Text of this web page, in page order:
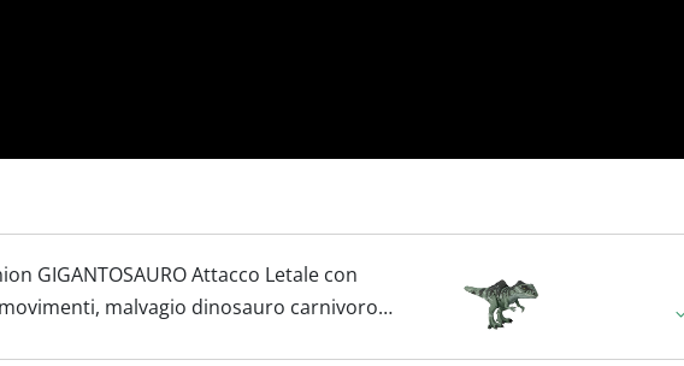
GIGANTOSAURO Attacco Letale con
malvagio dinosauro carnivoro ,